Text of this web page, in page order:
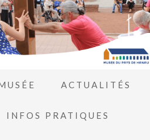
ACTUALITÉS
INFOS PRATIQUES